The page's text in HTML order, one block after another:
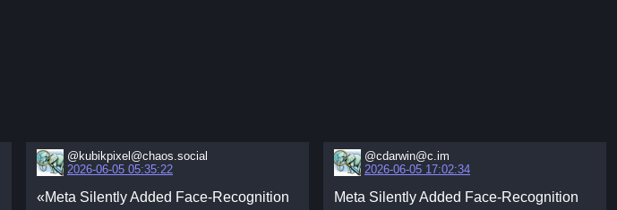
@kubikpixel@chaos.social
2026-06-05 05:35:22
«Meta Silently Added Face-Recognition
@cdarwin@c.im
2026-06-05 17:02:34
Meta Silently Added Face-Recognition